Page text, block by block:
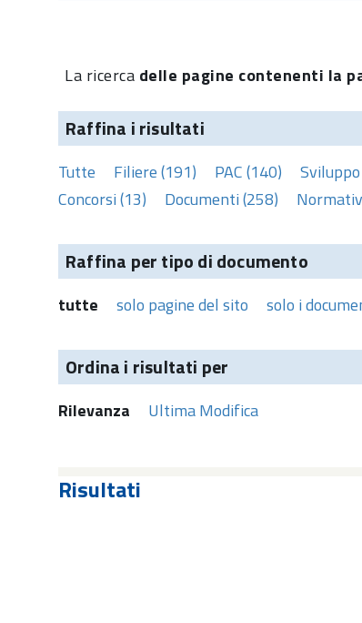
La ricerca delle pagine contenenti la
Raffina i risultati
Tutte Filiere (191) PAC (140)
Concorsi (13)
Documenti (258)
Raffina per tipo di documento
tutte solo pagine del sito solo i
Ordina i risultati per
Rilevanza Ultima Modifica
Risultati